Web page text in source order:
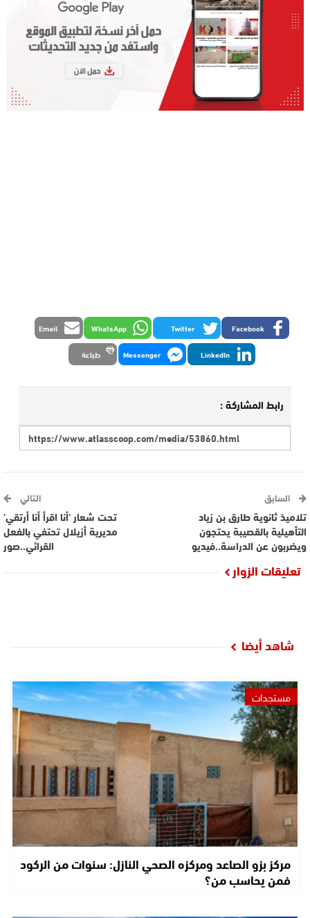
Facebook
Twitter
WhatsApp
Email
LinkedIn
Messenger طباعة
رابط المشاركة :
السابق
تلاميذ ثانوية طارق بن زياد
التأهيلية بالقصيبة يحتجون
ويضربون عن الدراسة..فيديو
التالي
تحت شعار ’أنا اقرأ أنا أرتقي’
مديرية أزيلال تحتفي بالفعل
القرائي..صور
تعليقات الزوار
شاهد أيضا
مستجدات
مركز بزو الصاعد ومركزه الصحي النازل: سنوات من الركود
فمن يحاسب من؟